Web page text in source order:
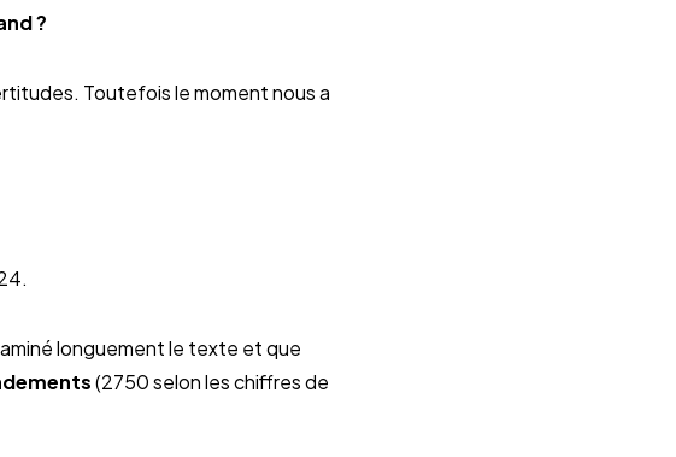
?
Toutefois le moment nous a
longuement le texte et que
(2750 selon les chiffres de